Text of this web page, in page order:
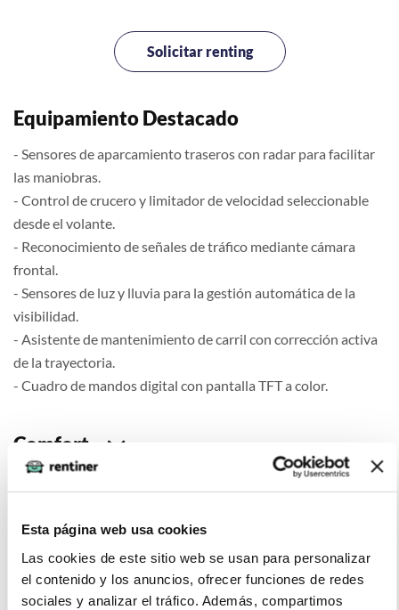
Esta página web usa cookies
Las cookies de este sitio web se usan para personalizar
el contenido y los anuncios, ofrecer funciones de redes
sociales y analizar el tráfico. Además, compartimos
Solicitar renting
Equipamiento Destacado
- Sensores de aparcamiento traseros con radar para facilitar
las maniobras.
- Control de crucero y limitador de velocidad seleccionable
desde el volante.
- Reconocimiento de señales de tráfico mediante cámara
frontal.
- Sensores de luz y lluvia para la gestión automática de la
visibilidad.
- Asistente de mantenimiento de carril con corrección activa
de la trayectoria.
- Cuadro de mandos digital con pantalla TFT a color.
Comfort
Seguridad